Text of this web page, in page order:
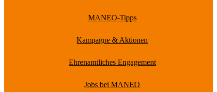
MANEO-Tipps
Kampagne & Aktionen
Ehrenamtliches Engagement
Jobs bei MANEO